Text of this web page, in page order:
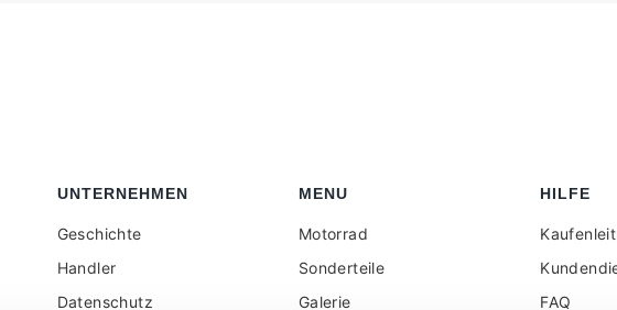
UNTERNEHMEN
Geschichte
Handler
Datenschutz
MENU
Motorrad
Sonderteile
Galerie
HILFE
FAQ